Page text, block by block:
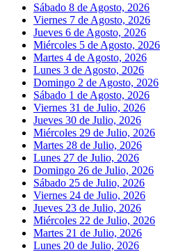
Sábado 8 de Agosto, 2026
Viernes 7 de Agosto, 2026
Jueves 6 de Agosto, 2026
Miércoles 5 de Agosto, 2026
Martes 4 de Agosto, 2026
Lunes 3 de Agosto, 2026
Domingo 2 de Agosto, 2026
Sábado 1 de Agosto, 2026
Viernes 31 de Julio, 2026
Jueves 30 de Julio, 2026
Miércoles 29 de Julio, 2026
Martes 28 de Julio, 2026
Lunes 27 de Julio, 2026
Domingo 26 de Julio, 2026
Sábado 25 de Julio, 2026
Viernes 24 de Julio, 2026
Jueves 23 de Julio, 2026
Miércoles 22 de Julio, 2026
Martes 21 de Julio, 2026
Lunes 20 de Julio, 2026